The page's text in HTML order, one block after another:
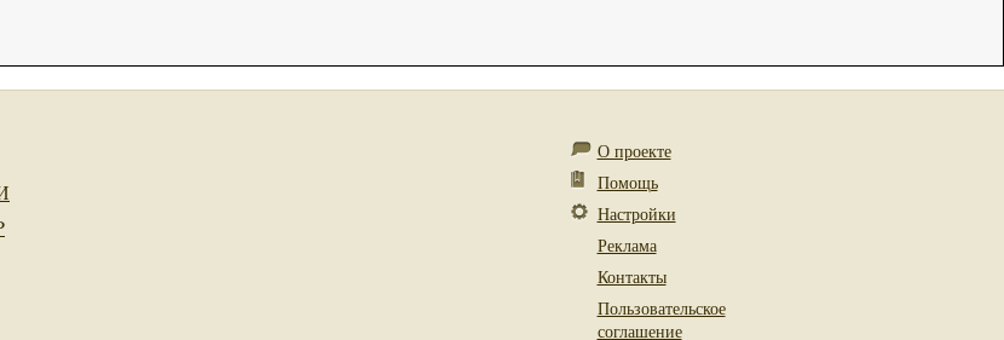
О проекте
Помощь
Настройки
Реклама
Контакты
Пользовательское
соглашение